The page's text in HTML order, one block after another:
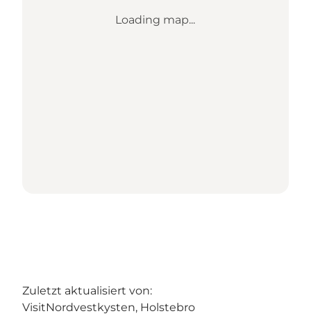
Loading map...
Zuletzt aktualisiert von:
VisitNordvestkysten, Holstebro